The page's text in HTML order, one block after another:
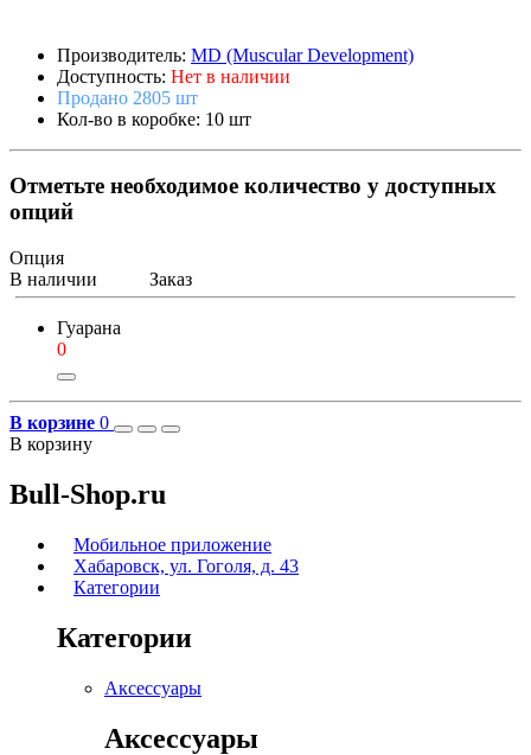
Производитель: MD (Muscular Development)
Доступность: Нет в наличии
Продано 2805 шт
Кол-во в коробке: 10 шт
Отметьте необходимое количество у доступных
опций
Опция
В наличии
Заказ
Гуарана
0
В корзине 0
В корзину
Bull-Shop.ru
Мобильное приложение
Хабаровск, ул. Гоголя, д. 43
Категории
Категории
Аксессуары
Аксессуары